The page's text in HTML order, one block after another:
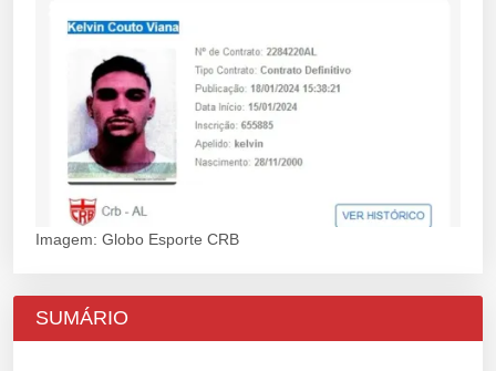
Imagem: Globo Esporte CRB
SUMÁRIO